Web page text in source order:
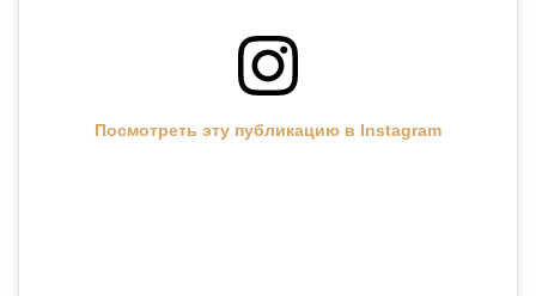
Посмотреть эту публикацию в Instagram